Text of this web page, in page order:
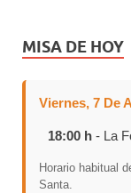
MISA DE HOY
Viernes, 7 De
18:00 h - La
Horario habitual
Santa.